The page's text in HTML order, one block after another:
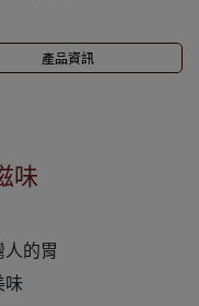
產品資訊
味
的胃
味